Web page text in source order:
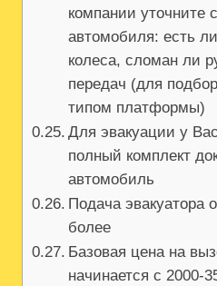
компании уточните
автомобиля: есть
колеса, сломан ли
передач (для
типом платформы)
Для эвакуации у
полный комплект
автомобиль
Подача эвакуатора
более
Базовая цена на
начинается с 2000-